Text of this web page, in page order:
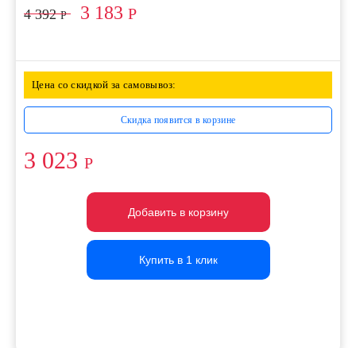
4 392Р 3 183 Р
Цена со скидкой за самовывоз:
Скидка появится в корзине
3 023 Р
Добавить в корзину
Добавить в корзину
Добавить в корзину
Купить в 1 клик
Купить в 1 клик
Купить в 1 клик